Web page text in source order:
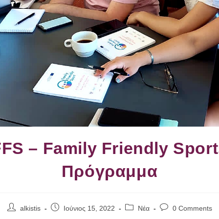
– Family Friendly
Πρόγραμμα
Postalkistis
Post Ιούνιος 15, 2022
Post Νέα
Post0 Comments